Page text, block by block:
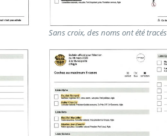
Sans croix, des noms ont été tracés